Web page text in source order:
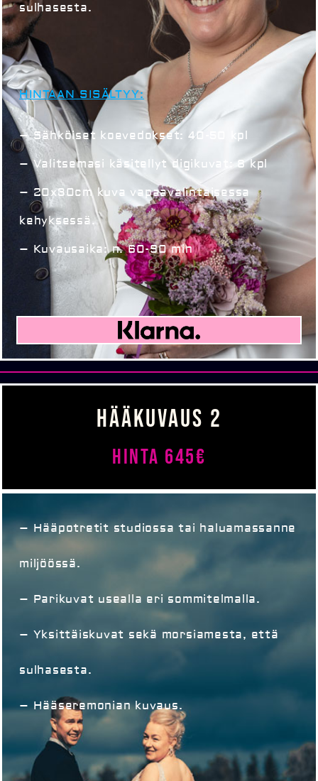
sulhasesta.
HINTAAN SISÄLTYY:
– Sähköiset koevedokset: 40-50 kpl
– Valitsemasi käsitellyt digikuvat: 8 kpl
– 20x30cm kuva vapaavalintaisessa
kehyksessä.
– Kuvausaika: n. 60-90 min
HÄÄKUVAUS 2
Hinta 645€
– Hääpotretit studiossa tai haluamassanne
miljöössä.
– Parikuvat usealla eri sommitelmalla.
– Yksittäiskuvat sekä morsiamesta, että
sulhasesta.
– Hääseremonian kuvaus.